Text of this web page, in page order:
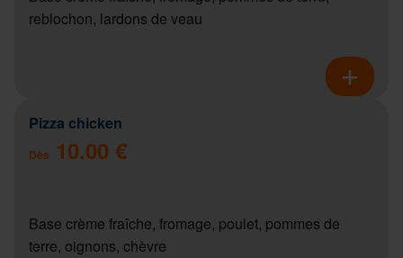
reblochon, lardons de veau
Pizza chicken
Dès 10.00 €
Base crème fraîche, fromage, poulet, pommes de
terre, oignons, chèvre